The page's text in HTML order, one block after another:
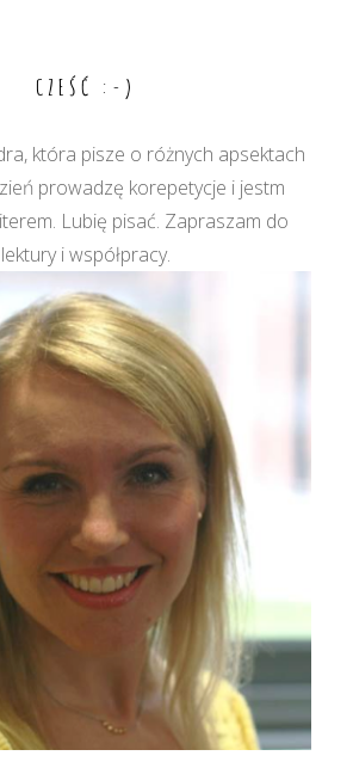
CZEŚĆ :-)
która pisze o różnych apsektach
prowadzę korepetycje i jestm
Lubię pisać. Zapraszam do
lektury i współpracy.